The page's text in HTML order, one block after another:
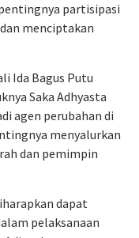
partisipasi
menciptakan
Ida Bagus Putu
Saka Adhyasta
agen perubahan di
menyalurkan
dan pemimpin
dapat
pelaksanaan